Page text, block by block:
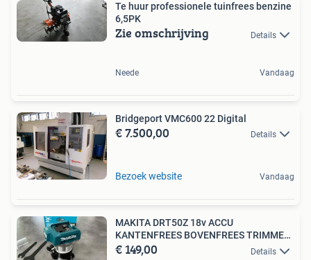
Te huur professionele tuinfrees benzine
6,5PK
Zie omschrijving Details
Neede Vandaag
Bridgeport VMC600 22 Digital
€ 7.500,00 Details
Bezoek website Vandaag
MAKITA DRT50Z 18v ACCU
KANTENFREES BOVENFREES TRIMMER
BL LXT
€ 149,00 Details